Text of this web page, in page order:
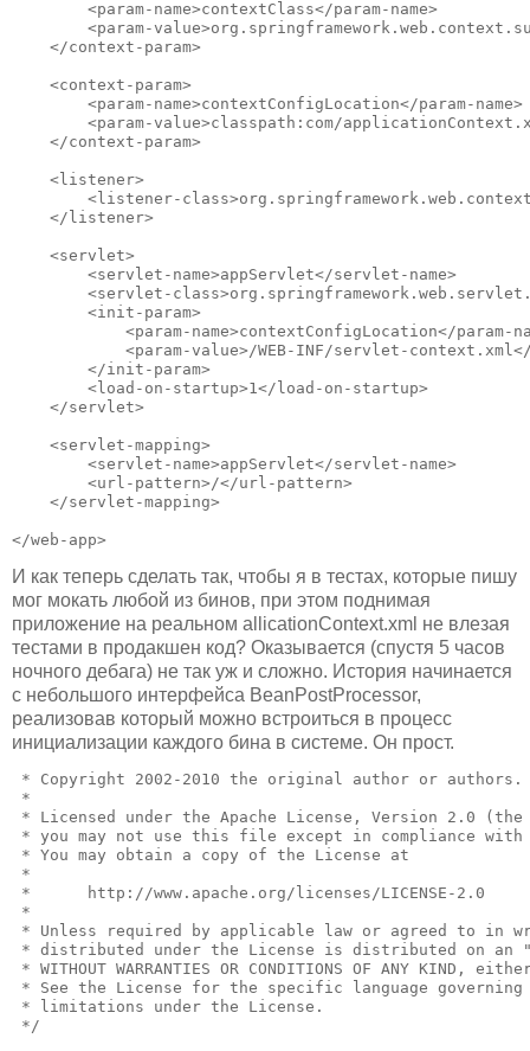
        <param-name>contextClass</param-name>
<param-
    </context-param>
    <context-param>
        <param-name>contextConfigLocation</param-name>
<param-value>classpath:com/
    </context-param>
    <listener>
<listener-
    </listener>
    <servlet>
        <servlet-name>appServlet</servlet-name>
<servlet-
        <init-param>
<param-name>contextConfigLocation</param-
<param-value>/WEB-INF/servlet-
        </init-param>
        <load-on-startup>1</load-on-startup>
    </servlet>
    <servlet-mapping>
        <servlet-name>appServlet</servlet-name>
        <url-pattern>/</url-pattern>
    </servlet-mapping>
</web-app>
И как теперь сделать так, чтобы я в тестах, которые пишу
мог мокать любой из бинов, при этом поднимая
приложение на реальном allicationContext.xml не влезая
тестами в продакшен код? Оказывается (спустя 5 часов
ночного дебага) не так уж и сложно. История начинается
с небольшого интерфейса BeanPostProcessor,
реализовав который можно встроиться в процесс
инициализации каждого бина в системе. Он прост.
* Copyright 2002-2010 the original author or authors.
*
* Licensed under the Apache License, Version 2.0
* you may not use this file except in compliance with
* You may obtain a copy of the License at
*
*      http://www.apache.org/licenses/LICENSE-2.0
*
* Unless required by applicable law or agreed to in
* distributed under the License is distributed on an
* WITHOUT WARRANTIES OR CONDITIONS OF ANY KIND,
* See the License for the specific language governing
* limitations under the License.
*/